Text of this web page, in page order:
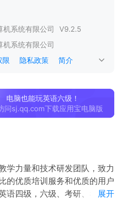
系统有限公司 V9.2.5
系统有限公司
限 隐私政策 简介
电脑也能玩英语六级！
问sj.qq.com下载应用宝电脑版
学力量和技术研发团队，致力
的优质培训服务和优质的用户
语四级，六级、考研、考研英
展开